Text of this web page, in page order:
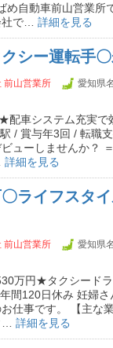
め自動車前山営業所
社で… 詳細を見る
シー運転手
前山営業所
愛知県
配車システム充実で
/ 賞与年3回 / 転職
ューしませんか？
詳細を見る
ライフスタ
前山営業所
愛知県
万円★タクシード
間120日休み 妊婦さ
仕事です。 【主な
… 詳細を見る